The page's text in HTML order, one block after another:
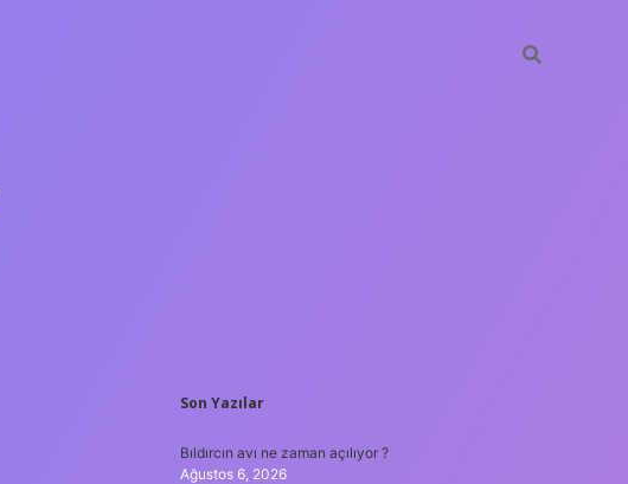
SIDEBAR
Son Yazılar
Bıldırcın avı ne zaman açılıyor ?
Ağustos 6, 2026